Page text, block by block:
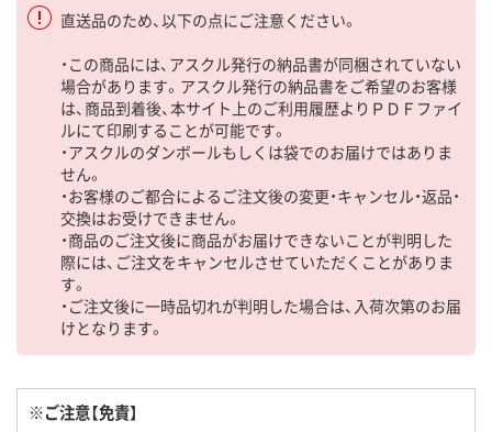
直送品のため、以下の点にご注意ください。
・この商品には、アスクル発行の納品書が同梱されていない
場合があります。アスクル発行の納品書をご希望のお客様
は、商品到着後、本サイト上のご利用履歴よりＰＤＦファイ
ルにて印刷することが可能です。
・アスクルのダンボールもしくは袋でのお届けではありま
せん。
・お客様のご都合によるご注文後の変更・キャンセル・返品・
交換はお受けできません。
・商品のご注文後に商品がお届けできないことが判明した
際には、ご注文をキャンセルさせていただくことがありま
す。
・ご注文後に一時品切れが判明した場合は、入荷次第のお届
けとなります。
※ご注意【免責】